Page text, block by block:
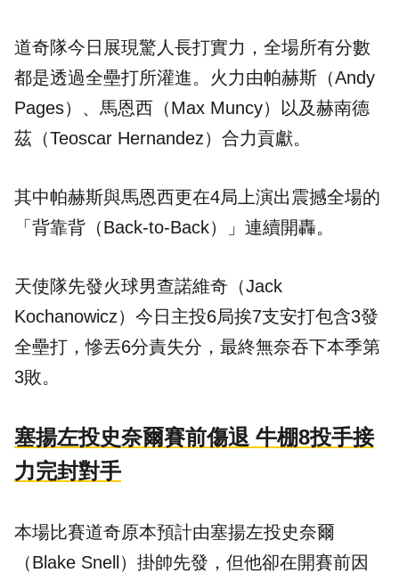
道奇隊今日展現驚人長打實力，全場所有分數
都是透過全壘打所灌進。火力由帕赫斯（Andy
Pages）、馬恩西（Max Muncy）以及赫南德
茲（Teoscar Hernandez）合力貢獻。
其中帕赫斯與馬恩西更在4局上演出震撼全場的
「背靠背（Back-to-Back）」連續開轟。
天使隊先發火球男查諾維奇（Jack
Kochanowicz）今日主投6局挨7支安打包含3發
全壘打，慘丟6分責失分，最終無奈吞下本季第
3敗。
塞揚左投史奈爾賽前傷退 牛棚8投手接
力完封對手
本場比賽道奇原本預計由塞揚左投史奈爾
（Blake Snell）掛帥先發，但他卻在開賽前因